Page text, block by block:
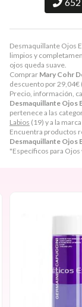
Desmaquillante Ojos
limpios y
ojos queda suave.
Comprar Mary Cohr
descuento por 29,04€
Precio, información,
Desmaquillante Ojos
pertenece a las
Labios (19) y a la marca
Encuentra productos
Desmaquillante Ojos
"Específicos para Ojos